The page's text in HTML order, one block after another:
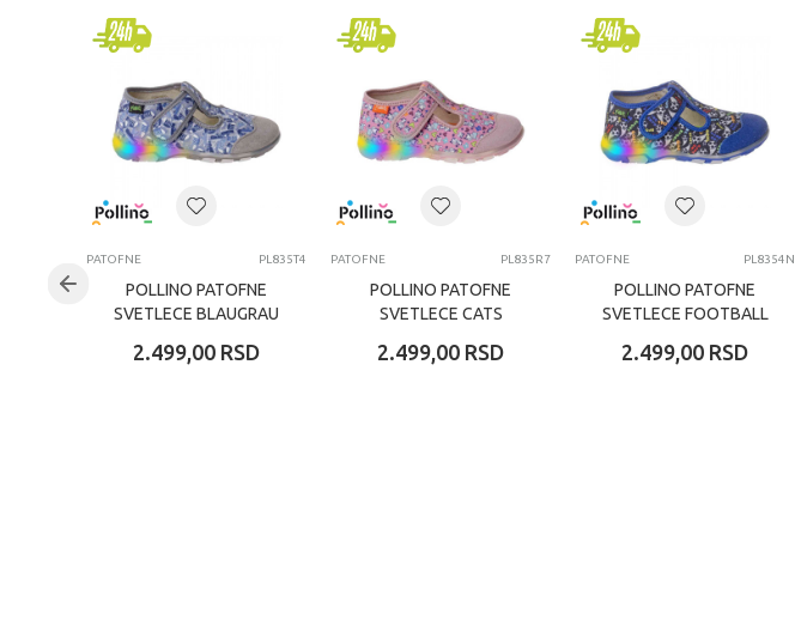
PATOFNE PL835T4
POLLINO PATOFNE
SVETLECE BLAUGRAU
2.499,00 RSD
PATOFNE PL835R7
POLLINO PATOFNE
SVETLECE CATS
2.499,00 RSD
PATOFNE PL8354N
POLLINO PATOFNE
SVETLECE FOOTBALL
2.499,00 RSD